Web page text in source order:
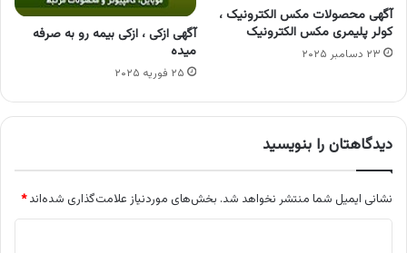
آگهی محصولات مکس الکترونیک ،
کولر پلیمری مکس الکترونیک
۲۳ دسامبر ۲۰۲۵
آگهی ازکی ، ازکی بیمه رو به صرفه
میده
۲۵ فوریه ۲۰۲۵
دیدگاهتان را بنویسید
نشانی ایمیل شما منتشر نخواهد شد. بخش‌های موردنیاز علامت‌گذاری شده‌اند*